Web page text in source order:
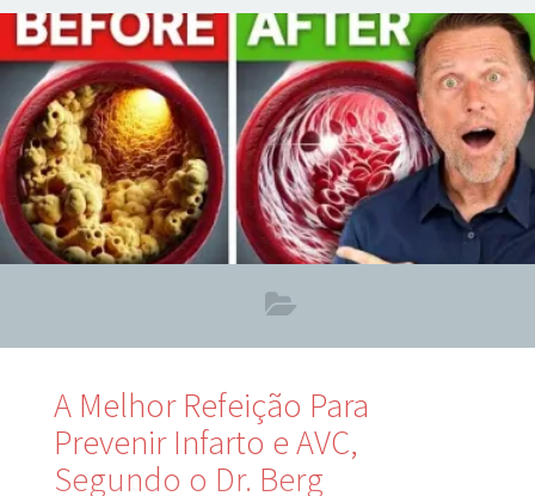
a insulina pode não funcionar como deveria? Descubra por
que o potássio é um aliado silencioso — mas poderoso —
na manutenção da saúde metabólica, prevenindo
A Melhor Refeição Para
Prevenir Infarto e AVC,
Segundo o Dr. Berg